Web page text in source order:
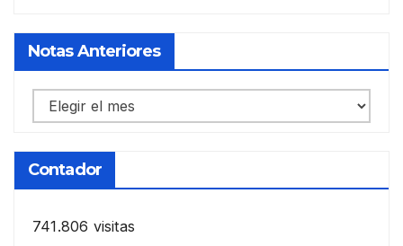
Notas Anteriores
Notas
anteriores
Contador
741.806 visitas